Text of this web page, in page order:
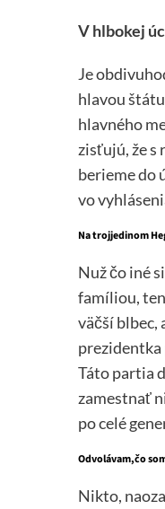
V hlbokej
Je
hlavou
hlavného
zisťujú, že s
berieme do
vo
Na trojjedinom
Nuž čo iné
famíliou,
väčší blbec,
prezidentka
Táto partia
zamestnať
po celé
Odvolávam,čo
Nikto,